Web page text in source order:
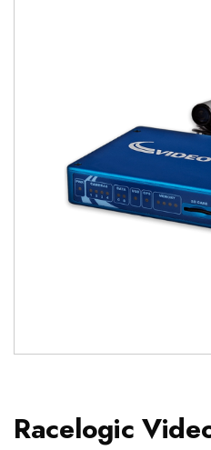
Racelogic